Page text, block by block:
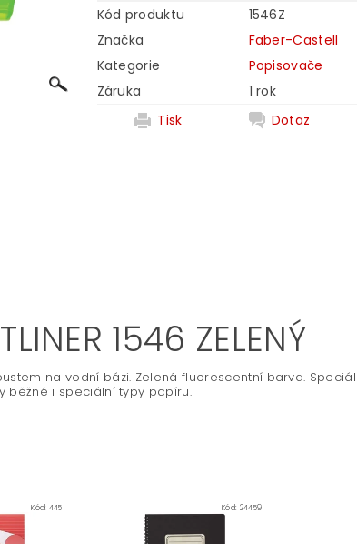
Kód produktu
1546Z
Značka
Faber-Castell
Kategorie
Popisovače
Záruka
1 rok
Tisk
Dotaz
1546 ZELENÝ
na vodní bázi. Zelená fluorescentní barva.
běžné i speciální typy papíru.
Kód: 445 Kód: 24459